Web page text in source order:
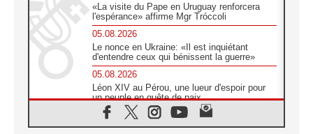
«La visite du Pape en Uruguay renforcera
l'espérance» affirme Mgr Tróccoli
05.08.2026
Le nonce en Ukraine: «Il est inquiétant
d'entendre ceux qui bénissent la guerre»
05.08.2026
Léon XIV au Pérou, une lueur d'espoir pour
un peuple en quête de paix
05.08.2026
SCEAM: L'Église en Afrique vers